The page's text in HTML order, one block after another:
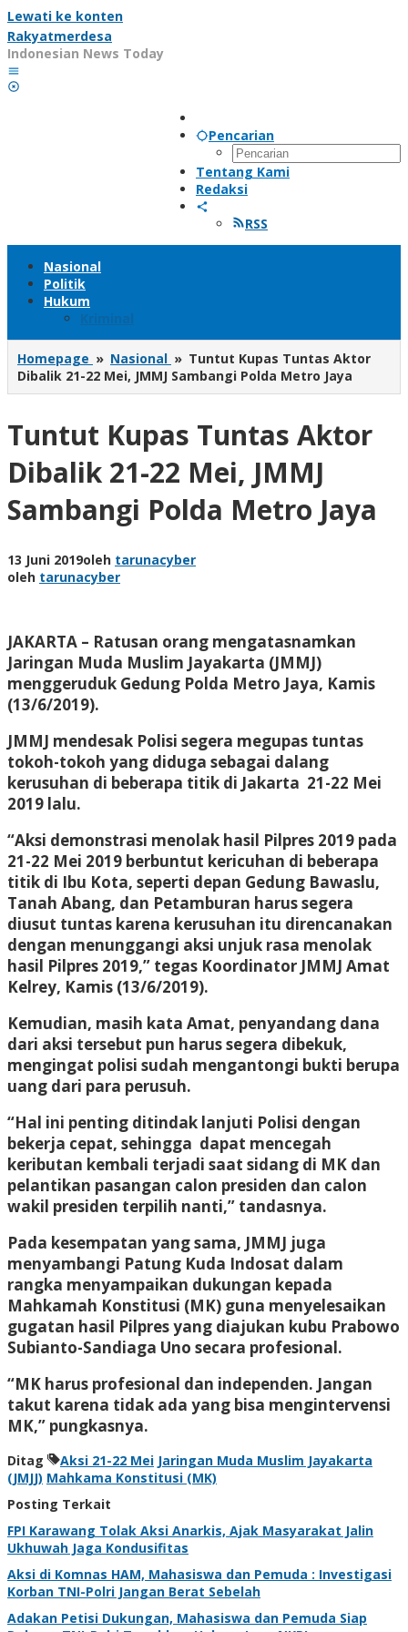
Lewati ke konten
Rakyatmerdesa
Indonesian News Today
Pencarian
Tentang Kami
Redaksi
RSS
Nasional
Politik
Hukum
Kriminal
Homepage » Nasional » Tuntut Kupas Tuntas Aktor
Dibalik 21-22 Mei, JMMJ Sambangi Polda Metro Jaya
Tuntut Kupas Tuntas Aktor
Dibalik 21-22 Mei, JMMJ
Sambangi Polda Metro Jaya
13 Juni 2019oleh tarunacyber
oleh tarunacyber
JAKARTA – Ratusan orang mengatasnamkan
Jaringan Muda Muslim Jayakarta (JMMJ)
menggeruduk Gedung Polda Metro Jaya, Kamis
(13/6/2019).
JMMJ mendesak Polisi segera megupas tuntas
tokoh-tokoh yang diduga sebagai dalang
kerusuhan di beberapa titik di Jakarta 21-22 Mei
2019 lalu.
“Aksi demonstrasi menolak hasil Pilpres 2019 pada
21-22 Mei 2019 berbuntut kericuhan di beberapa
titik di Ibu Kota, seperti depan Gedung Bawaslu,
Tanah Abang, dan Petamburan harus segera
diusut tuntas karena kerusuhan itu direncanakan
dengan menunggangi aksi unjuk rasa menolak
hasil Pilpres 2019,” tegas Koordinator JMMJ Amat
Kelrey, Kamis (13/6/2019).
Kemudian, masih kata Amat, penyandang dana
dari aksi tersebut pun harus segera dibekuk,
mengingat polisi sudah mengantongi bukti berupa
uang dari para perusuh.
“Hal ini penting ditindak lanjuti Polisi dengan
bekerja cepat, sehingga dapat mencegah
keributan kembali terjadi saat sidang di MK dan
pelantikan pasangan calon presiden dan calon
wakil presiden terpilih nanti,” tandasnya.
Pada kesempatan yang sama, JMMJ juga
menyambangi Patung Kuda Indosat dalam
rangka menyampaikan dukungan kepada
Mahkamah Konstitusi (MK) guna menyelesaikan
gugatan hasil Pilpres yang diajukan kubu Prabowo
Subianto-Sandiaga Uno secara profesional.
“MK harus profesional dan independen. Jangan
takut karena tidak ada yang bisa mengintervensi
MK,” pungkasnya.
Ditag Aksi 21-22 Mei Jaringan Muda Muslim Jayakarta
(JMJJ) Mahkama Konstitusi (MK)
Posting Terkait
FPI Karawang Tolak Aksi Anarkis, Ajak Masyarakat Jalin
Ukhuwah Jaga Kondusifitas
Aksi di Komnas HAM, Mahasiswa dan Pemuda : Investigasi
Korban TNI-Polri Jangan Berat Sebelah
Adakan Petisi Dukungan, Mahasiswa dan Pemuda Siap